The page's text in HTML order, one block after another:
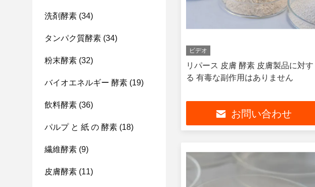
洗剤酵素 (34)
タンパク質酵素 (34)
粉末酵素 (32)
バイオエネルギー 酵素 (19)
飲料酵素 (36)
パルプ と 紙 の 酵素 (18)
繊維酵素 (9)
皮膚酵素 (11)
ビデオ
リパース 皮膚 酵素 皮膚製品に対す
る 有毒な副作用はありません
お問い合わせ